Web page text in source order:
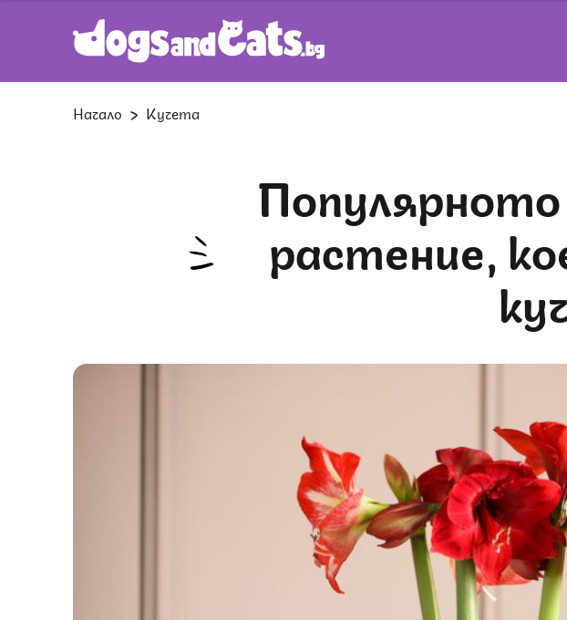
Начало Кучета
Популярното празнично стайно
растение,